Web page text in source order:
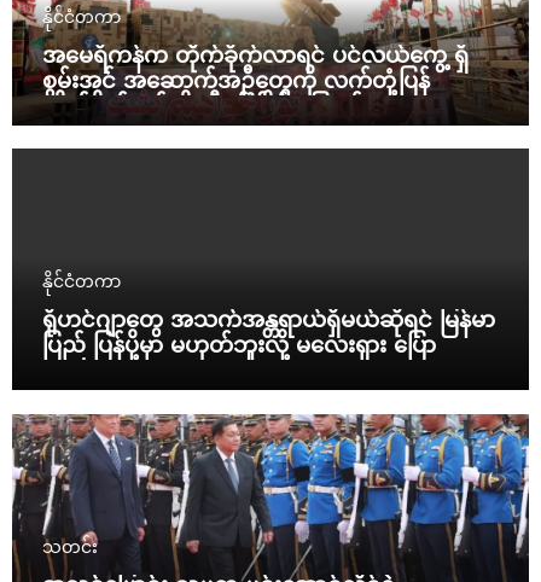
နိုင်ငံတကာ
အမေရိကန်က တိုက်ခိုက်လာရင် ပင်လယ်ကွေ့ ရှိ
စွမ်းအင် အဆောက်အဦတွေကို လက်တုံ့ပြန်
တိုက်ခိုက်မယ်လို့ အီရန် ခြိမ်းခြောက်
နိုင်ငံတကာ
ရိုဟင်ဂျာတွေ အသက်အန္တရာယ်ရှိမယ်ဆိုရင် မြန်မာ
ပြည် ပြန်ပို့မှာ မဟုတ်ဘူးလို့ မလေးရှား ပြော
သတင်း